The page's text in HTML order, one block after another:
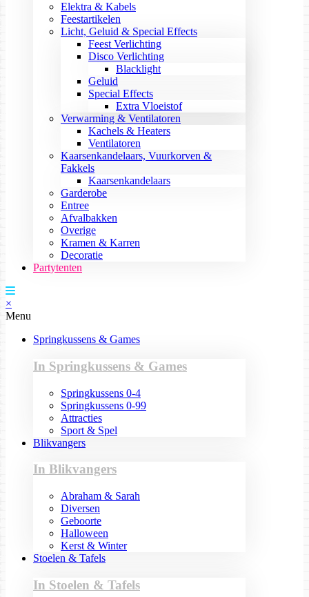
Elektra & Kabels
Feestartikelen
Licht, Geluid & Special Effects
Feest Verlichting
Disco Verlichting
Blacklight
Geluid
Special Effects
Extra Vloeistof
Verwarming & Ventilatoren
Kachels & Heaters
Ventilatoren
Kaarsenkandelaars, Vuurkorven &
Fakkels
Kaarsenkandelaars
Garderobe
Entree
Afvalbakken
Overige
Kramen & Karren
Decoratie
Partytenten
×
Menu
Springkussens & Games
In Springkussens & Games
Springkussens 0-4
Springkussens 0-99
Attracties
Sport & Spel
Blikvangers
In Blikvangers
Abraham & Sarah
Diversen
Geboorte
Halloween
Kerst & Winter
Stoelen & Tafels
In Stoelen & Tafels